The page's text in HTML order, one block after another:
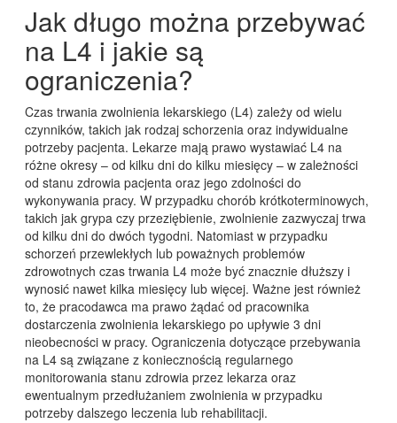
Jak długo można przebywać
na L4 i jakie są
ograniczenia?
Czas trwania zwolnienia lekarskiego (L4) zależy od wielu
czynników, takich jak rodzaj schorzenia oraz indywidualne
potrzeby pacjenta. Lekarze mają prawo wystawiać L4 na
różne okresy – od kilku dni do kilku miesięcy – w zależności
od stanu zdrowia pacjenta oraz jego zdolności do
wykonywania pracy. W przypadku chorób krótkoterminowych,
takich jak grypa czy przeziębienie, zwolnienie zazwyczaj trwa
od kilku dni do dwóch tygodni. Natomiast w przypadku
schorzeń przewlekłych lub poważnych problemów
zdrowotnych czas trwania L4 może być znacznie dłuższy i
wynosić nawet kilka miesięcy lub więcej. Ważne jest również
to, że pracodawca ma prawo żądać od pracownika
dostarczenia zwolnienia lekarskiego po upływie 3 dni
nieobecności w pracy. Ograniczenia dotyczące przebywania
na L4 są związane z koniecznością regularnego
monitorowania stanu zdrowia przez lekarza oraz
ewentualnym przedłużaniem zwolnienia w przypadku
potrzeby dalszego leczenia lub rehabilitacji.